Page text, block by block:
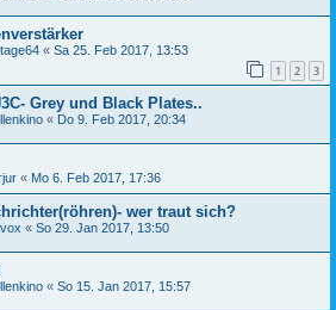
« Sa 25. Feb 2017, 13:53
1 2 3
Grey und Black Plates..
« Do 9. Feb 2017, 20:34
« Mo 6. Feb 2017, 17:36
wer traut sich?
« So 29. Jan 2017, 13:50
« So 15. Jan 2017, 15:57